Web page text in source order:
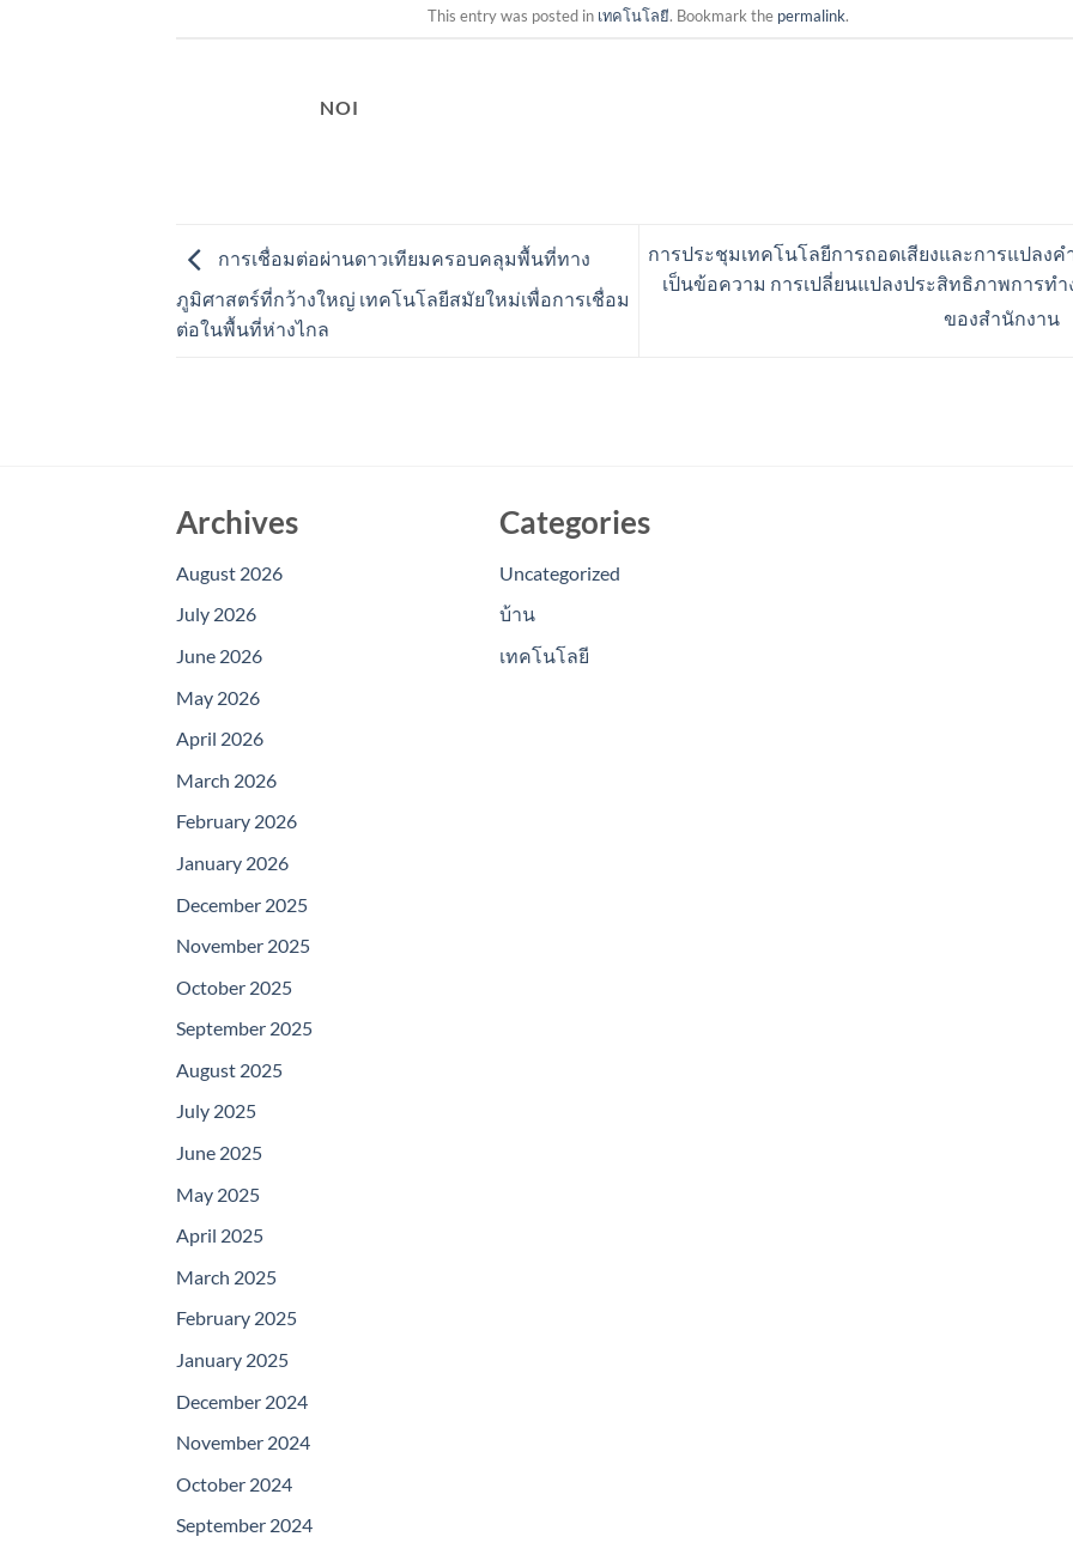
This entry was posted in เทคโนโลยี. Bookmark the permalink.
NOI
การเชื่อมต่อผ่านดาวเทียมครอบคลุมพื้นที่ทาง
ภูมิศาสตร์ที่กว้างใหญ่ เทคโนโลยีสมัยใหม่เพื่อการเชื่อม
ต่อในพื้นที่ห่างไกล
การประชุมเทคโนโลยีการถอดเสียงและการแปลงค
เป็นข้อความ การเปลี่ยนแปลงประสิทธิภาพการทำ
ของสำนักงาน
Archives
August 2026
July 2026
June 2026
May 2026
April 2026
March 2026
February 2026
January 2026
December 2025
November 2025
October 2025
September 2025
August 2025
July 2025
June 2025
May 2025
April 2025
March 2025
February 2025
January 2025
December 2024
November 2024
October 2024
September 2024
Categories
Uncategorized
บ้าน
เทคโนโลยี